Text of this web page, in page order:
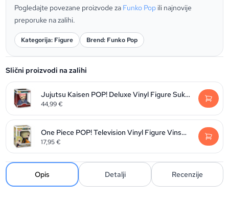
Pogledajte povezane proizvode za Funko Pop ili najnovije
preporuke na zalihi.
Kategorija: Figure Brend: Funko Pop
Slični proizvodi na zalihi
Jujutsu Kaisen POP! Deluxe Vinyl Figure Sukuna 9 cm
44,99€
One Piece POP! Television Vinyl Figure Vinsmoke Sanji 9 cm
17,95€
Opis Detalji Recenzije